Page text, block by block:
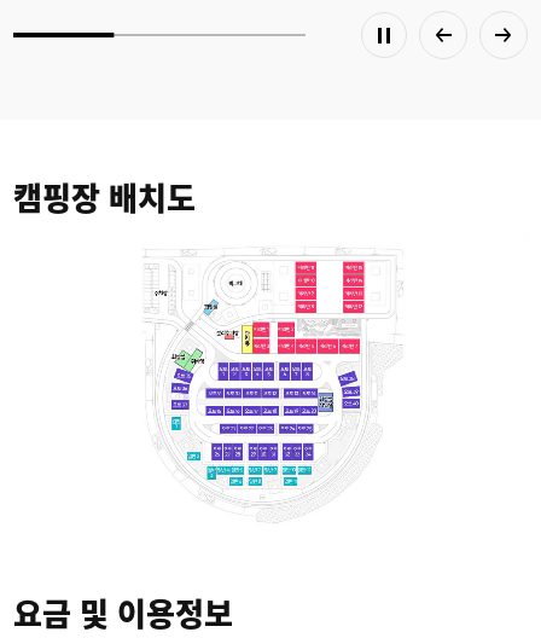
캠핑장 배치도
요금 및 이용정보